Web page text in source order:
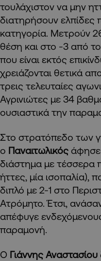
τουλάχιστον να μην
διατηρήσουν
κατηγορία. Μετρούν
θέση και στο -3 από
που είναι εκτός
χρειάζονται θετικά
τρεις τελευταίες
Αγρινιώτες με 34
ουσιαστικά την
Στο στρατόπεδο των
ο Παναιτωλικός άφησε
διάστημα με τέσσερα
ήττες, μία ισοπαλία),
διπλό με 2-1 στο
Ατρόμητο. Έτσι,
απέφυγε
παραμονή.
Ο Γιάννης Αναστασίου